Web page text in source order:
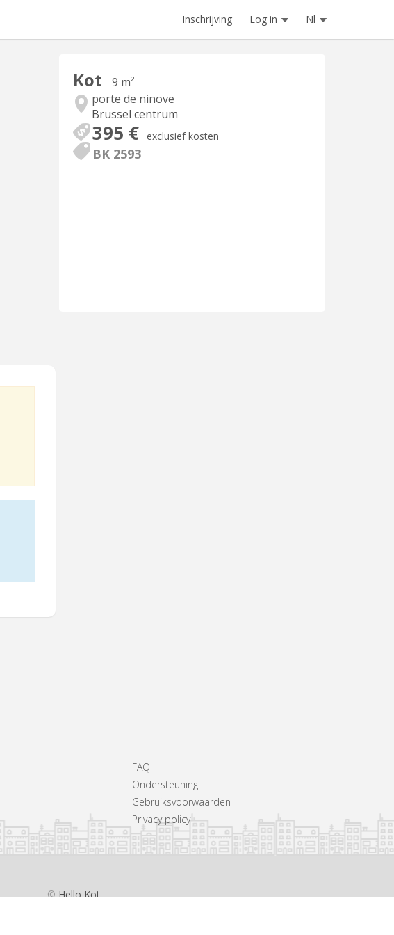
Inschrijving Log in Nl
Kot
9 m²
porte de ninove
Brussel centrum
395 € exclusief kosten
BK 2593
FAQ
Ondersteuning
Gebruiksvoorwaarden
Privacy policy
©Hello Kot